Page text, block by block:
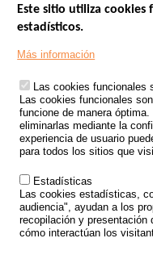
Footer
TRATAMIENTO DE DATOS
ACCIDENTES DE TRÁFICO
ESTUDIOS
CONVOCATORIA DE
POLÍTICA DE SEGURIDAD
Outils
EVENTOS
Este sitio utiliza cookies
estadísticos.
Más información
Las cookies funcionales
Las cookies funcionales
funcione de manera
eliminarlas mediante la
experiencia de usuario
para todos los sitios que
Estadísticas
Las cookies estadísticas,
audiencia", ayudan a los
recopilación y presentación
cómo interactúan los